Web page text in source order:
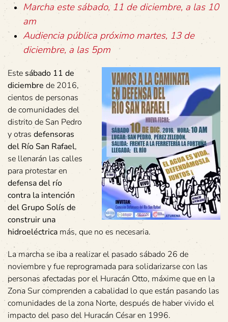
Marcha este sábado, 11 de diciembre, a las 10
am
Audiencia pública próximo martes, 13 de
diciembre, a las 5pm
Este sábado 11 de
diciembre de 2016,
cientos de personas
de comunidades del
distrito de San Pedro
y otras defensoras
del Río San Rafael,
se llenarán las calles
para protestar en
defensa del río
contra la intención
del Grupo Solís de
construir una
hidroeléctrica más, que no es necesaria.
La marcha se iba a realizar el pasado sábado 26 de
noviembre y fue reprogramada para solidarizarse con las
personas afectadas por el Huracán Otto, máxime que en la
Zona Sur comprenden a cabalidad lo que están pasando las
comunidades de la zona Norte, después de haber vivido el
impacto del paso del Huracán César en 1996.